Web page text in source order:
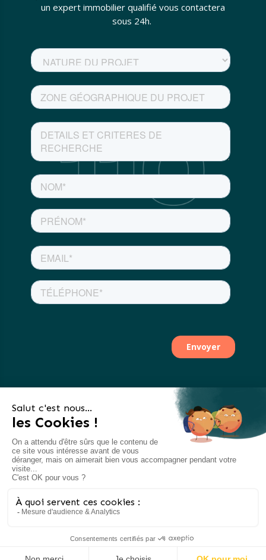
un expert immobilier qualifié vous contactera
sous 24h.
CGV & mentions légales
Plan du site
Espace Presse
Contact
Contact
© 110% Chasse immobilière 2024
Presse
contact@110immobilier.com